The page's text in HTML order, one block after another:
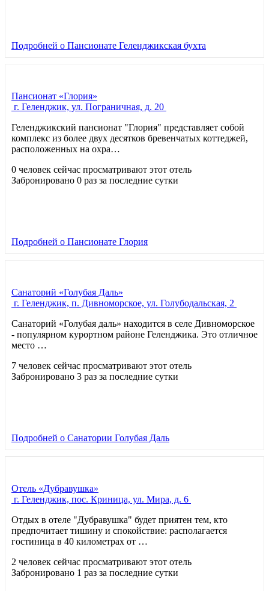
Подробней о Пансионате Геленджикская бухта
Пансионат «Глория»
г. Геленджик, ул. Пограничная, д. 20
Геленджикский пансионат "Глория" представляет собой
комплекс из более двух десятков бревенчатых коттеджей,
расположенных на охра…
0 человек сейчас просматривают этот отель
Забронировано 0 раз за последние сутки
Подробней о Пансионате Глория
Санаторий «Голубая Даль»
г. Геленджик, п. Дивноморское, ул. Голубодальская, 2
Санаторий «Голубая даль» находится в селе Дивноморское
- популярном курортном районе Геленджика. Это отличное
место …
7 человек сейчас просматривают этот отель
Забронировано 3 раз за последние сутки
Подробней о Санатории Голубая Даль
Отель «Дубравушка»
г. Геленджик, пос. Криница, ул. Мира, д. 6
Отдых в отеле "Дубравушка" будет приятен тем, кто
предпочитает тишину и спокойствие: располагается
гостиница в 40 километрах от …
2 человек сейчас просматривают этот отель
Забронировано 1 раз за последние сутки